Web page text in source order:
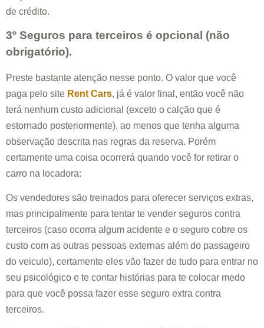
de crédito.
3º Seguros para terceiros é opcional (não
obrigatório).
Preste bastante atenção nesse ponto. O valor que você
paga pelo site Rent Cars, já é valor final, então você não
terá nenhum custo adicional (exceto o calção que é
estornado posteriormente), ao menos que tenha alguma
observação descrita nas regras da reserva. Porém
certamente uma coisa ocorrerá quando você for retirar o
carro na locadora:
Os vendedores são treinados para oferecer serviços extras,
mas principalmente para tentar te vender seguros contra
terceiros (caso ocorra algum acidente e o seguro cobre os
custo com as outras pessoas externas além do passageiro
do veiculo), certamente eles vão fazer de tudo para entrar no
seu psicológico e te contar histórias para te colocar medo
para que você possa fazer esse seguro extra contra
terceiros.